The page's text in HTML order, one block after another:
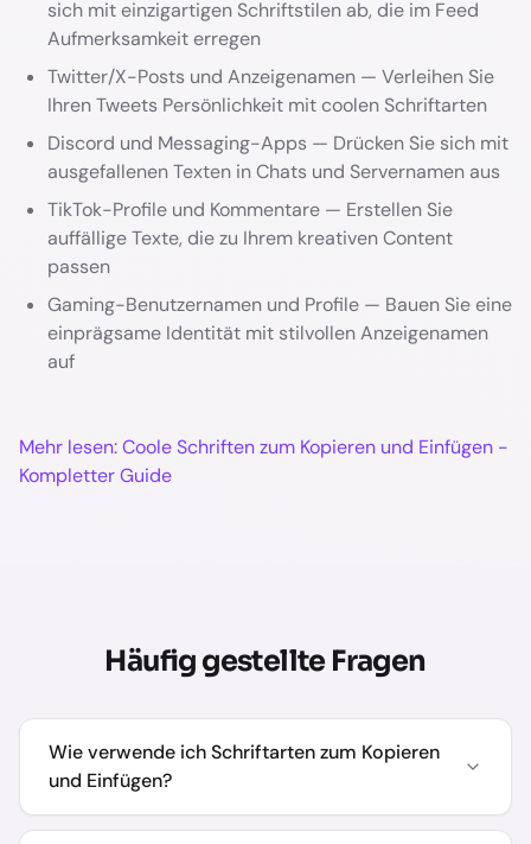
sich mit einzigartigen Schriftstilen ab, die im Feed
Aufmerksamkeit erregen
Twitter/X-Posts und Anzeigenamen — Verleihen Sie
Ihren Tweets Persönlichkeit mit coolen Schriftarten
Discord und Messaging-Apps — Drücken Sie sich mit
ausgefallenen Texten in Chats und Servernamen aus
TikTok-Profile und Kommentare — Erstellen Sie
auffällige Texte, die zu Ihrem kreativen Content
passen
Gaming-Benutzernamen und Profile — Bauen Sie eine
einprägsame Identität mit stilvollen Anzeigenamen
auf
Mehr lesen: Coole Schriften zum Kopieren und Einfügen -
Kompletter Guide
Häufig gestellte Fragen
Wie verwende ich Schriftarten zum Kopieren
und Einfügen?